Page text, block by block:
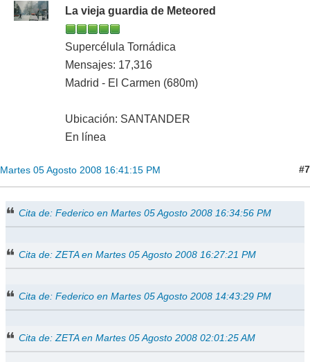
La vieja guardia de Meteored
Supercélula Tornádica
Mensajes: 17,316
Madrid - El Carmen (680m)
Ubicación: SANTANDER
En línea
Martes 05 Agosto 2008 16:41:15 PM #7
Cita de: Federico en Martes 05 Agosto 2008 16:34:56 PM
Cita de: ZETA en Martes 05 Agosto 2008 16:27:21 PM
Cita de: Federico en Martes 05 Agosto 2008 14:43:29 PM
Cita de: ZETA en Martes 05 Agosto 2008 02:01:25 AM